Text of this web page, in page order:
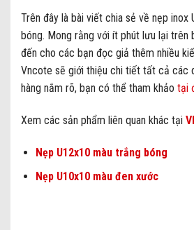
Trên đây là bài viết chia sẻ về nẹp inox
bóng. Mong rằng với ít phút lưu lại trên
đến cho các bạn đọc giả thêm nhiều
Vncote sẽ giới thiệu chi tiết tất cả các
hàng nắm rõ, bạn có thể tham khảo tại
Xem các sản phẩm liên quan khác tại
Nẹp U12x10 màu trắng bóng
Nẹp U10x10 màu đen xước